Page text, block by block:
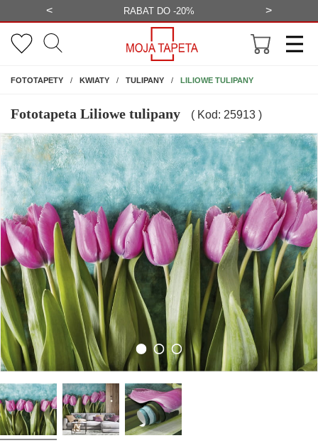
< BEZPŁATNA WIZUALIZACJA >
FOTOTAPETYNA ŚCIANĘ
KWIATY TULIPANY LILIOWE TULIPANY
Fototapeta Liliowe tulipany ( Kod: 25913 )